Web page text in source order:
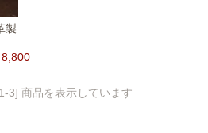
製
8,800
3] 商品を表示しています